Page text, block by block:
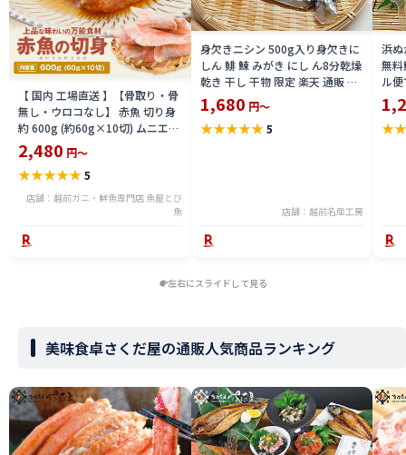
【 国内 工場直送 】【骨取り・骨
無し・ウロコなし】 赤魚 切り身
約 600g (約60g×10切) ムニエル
赤魚の煮付け あんかけ ホイル焼
き アカウオ 送料無料 seak2305-
600a
2,480 円～
★★★★★5
店舗：越前ガニ・鮮魚専門店 魚屋とび
魚
身欠きニシン 500g入り身欠きに
しん 鯡 鰊 みがき にし ん8分乾燥
乾き 干し 干物 限定 楽天 通販 価
格 特価 販売 お土産
1,680 円～
★★★★★ 5
店舗：越前名産工房
浜ぬ
無料
ル
バ
通
ト
★
左右にスライドして見る
美味食卓さくだ屋の通販人気商品ランキング